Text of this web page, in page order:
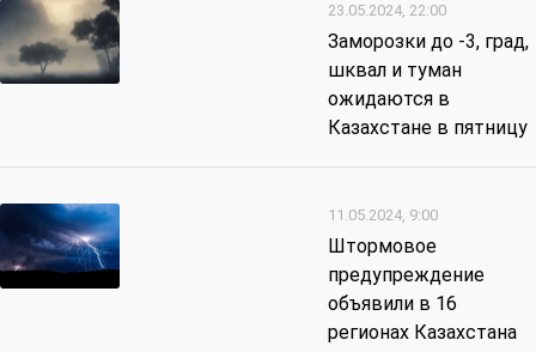
23.05.2024, 22:00
Заморозки до -3, град,
шквал и туман
ожидаются в
Казахстане в пятницу
11.05.2024, 9:00
Штормовое
предупреждение
объявили в 16
регионах Казахстана